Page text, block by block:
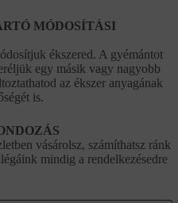
MÓDOSÍTÁSI
ékszered. A gyémántot
egy másik vagy nagyobb
az ékszer anyagának
is.
vásárolsz, számíthatsz ránk
mindig a rendelkezésedre